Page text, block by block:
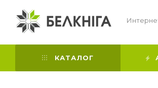
КАТАЛОГ